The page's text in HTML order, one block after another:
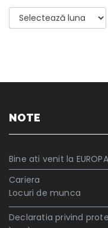
Archiva
NOTE
Bine ati venit la
Cariera
Locuri de munca
Declaratia privind